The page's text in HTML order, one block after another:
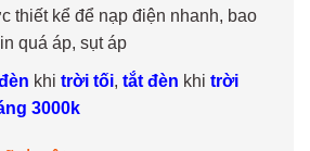
thiết kể để nạp điện nhanh, bao
quá áp, sụt áp
khi trời tối, tắt đèn khi trời
3000k